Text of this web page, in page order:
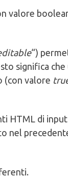
valore
“)
significa che
(con valore
HTML di input
nel